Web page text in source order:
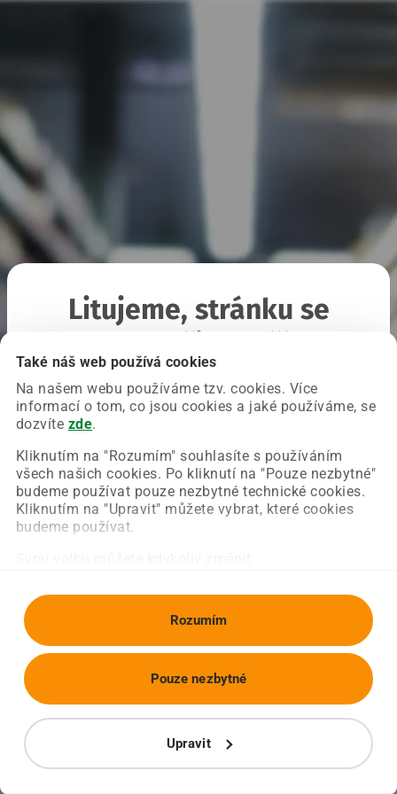
Také náš web používá cookies
Na našem webu používáme tzv. cookies. Více
informací o tom, co jsou cookies a jaké používáme, se
dozvíte zde.
Kliknutím na "Rozumím" souhlasíte s používáním
všech našich cookies. Po kliknutí na "Pouze nezbytné"
budeme používat pouze nezbytné technické cookies.
Kliknutím na "Upravit" můžete vybrat, které cookies
budeme používat.
Rozumím
Upravit
Pouze nezbytné
Litujeme, stránku se
Chyba nastala na naší straně a už ji opravujeme.
Zkuste prosím znovu načíst požadovanou stránku.
Obnovit stránku Úvodní strana